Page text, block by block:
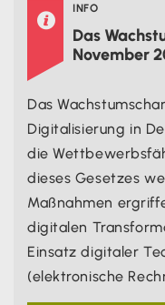
 INFO
Das
November
Das
Digitalisierung in
die
dieses Gesetzes
Maßnahmen
digitalen
Einsatz digitaler
(elektronische